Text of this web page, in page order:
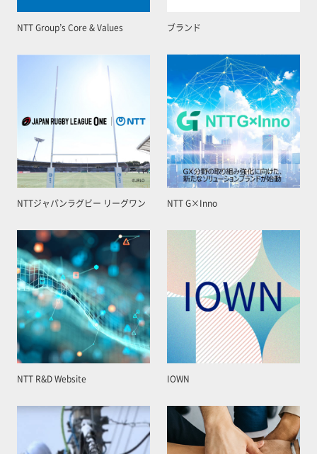
NTT Group’s Core & Values ブランド
NTTジャパンラグビー リーグワン NTT G×Inno
NTT R&D Website IOWN